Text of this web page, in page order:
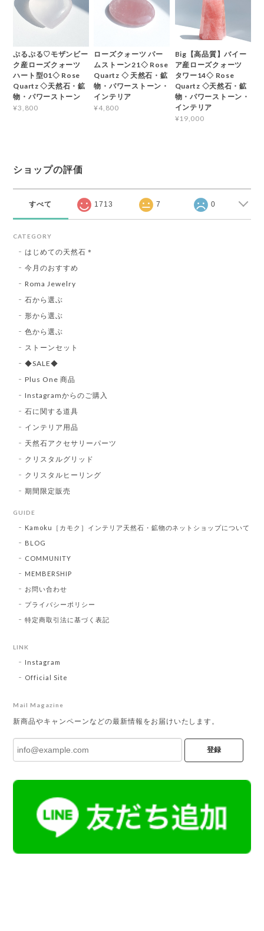
ぷるぷる♡モザンビー
ク産ローズクォーツ
ハート型01◇ Rose
Quartz ◇天然石・鉱
物・パワーストーン
¥3,800
ローズクォーツ パー
ムストーン21◇ Rose
Quartz ◇ 天然石・鉱
物・パワーストーン・
インテリア
¥4,800
Big【高品質】バイー
ア産ローズクォーツ
タワー14◇ Rose
Quartz ◇天然石・鉱
物・パワーストーン・
インテリア
¥19,000
ショップの評価
すべて 1713 7 0
CATEGORY
はじめての天然石＊
今月のおすすめ
Roma Jewelry
石から選ぶ
形から選ぶ
色から選ぶ
ストーンセット
◆SALE◆
Plus One 商品
Instagramからのご購入
石に関する道具
インテリア用品
天然石アクセサリーパーツ
クリスタルグリッド
クリスタルヒーリング
期間限定販売
GUIDE
Kamoku［カモク］インテリア天然石・鉱物のネットショップについて
BLOG
COMMUNITY
MEMBERSHIP
お問い合わせ
プライバシーポリシー
特定商取引法に基づく表記
LINK
Instagram
Official Site
Mail Magazine
新商品やキャンペーンなどの最新情報をお届けいたします。
登録